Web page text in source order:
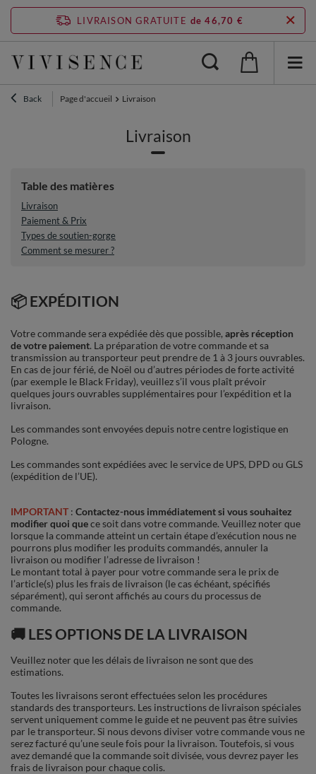
LIVRAISON GRATUITE de 46,70 €
Back Page d'accueil Livraison
Livraison
Table des matières
Livraison
Paiement & Prix
Types de soutien-gorge
Comment se mesurer ?
📦 EXPÉDITION
Votre commande sera expédiée dès que possible, après réception
de votre paiement. La préparation de votre commande et sa
transmission au transporteur peut prendre de 1 à 3 jours ouvrables.
En cas de jour férié, de Noël ou d’autres périodes de forte activité
(par exemple le Black Friday), veuillez s’il vous plaît prévoir
quelques jours ouvrables supplémentaires pour l’expédition et la
livraison.
Les commandes sont envoyées depuis notre centre logistique en
Pologne.
Les commandes sont expédiées avec le service de UPS, DPD ou GLS
(expédition de l’UE).
IMPORTANT : Contactez-nous immédiatement si vous souhaitez
modifier quoi quece soit dans votre commande. Veuillez noter que
lorsque la commande atteint un certain étape d’exécution nous ne
pourrons plus modifier les produits commandés, annuler la
livraison ou modifier l’adresse de livraison !
Le montant total à payer pour votre commande sera le prix de
l’article(s) plus les frais de livraison (le cas échéant, spécifiés
séparément), qui seront affichés au cours du processus de
commande.
🚚 LES OPTIONS DE LA LIVRAISON
Veuillez noter que les délais de livraison ne sont que des
estimations.
Toutes les livraisons seront effectuées selon les procédures
standards des transporteurs. Les instructions de livraison spéciales
servent uniquement comme le guide et ne peuvent pas être suivies
par le transporteur. Si nous devons diviser votre commande vous ne
serez facturé qu’une seule fois pour la livraison. Toutefois, si vous
avez demandé que la commande soit divisée, vous devrez payer les
frais de livraison pour chaque colis.